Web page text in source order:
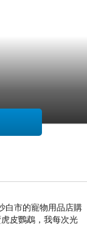
白市的寵物用品店購
皮鸚鵡，我每次光